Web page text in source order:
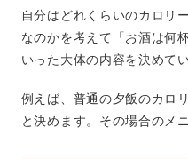
自分はどれくらいのカロリ
なのかを考えて「お酒は何
いった大体の内容を決めて
例えば、普通の夕飯のカロ
と決めます。その場合のメ